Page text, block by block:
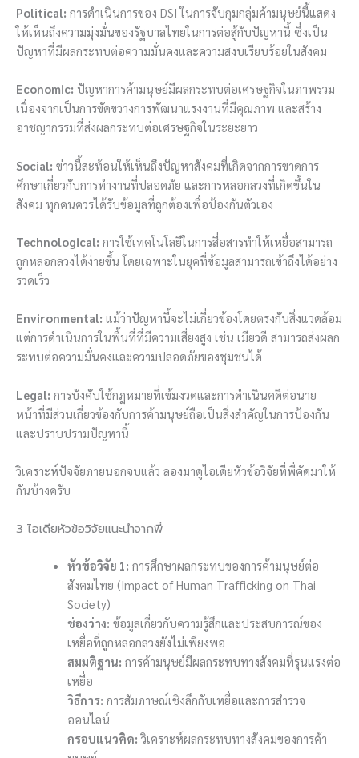
Political: การดำเนินการของ DSI ในการจับกุมกลุ่มค้ามนุษย์นี้แสดง
ให้เห็นถึงความมุ่งมั่นของรัฐบาลไทยในการต่อสู้กับปัญหานี้ ซึ่งเป็น
ปัญหาที่มีผลกระทบต่อความมั่นคงและความสงบเรียบร้อยในสังคม
Economic: ปัญหาการค้ามนุษย์มีผลกระทบต่อเศรษฐกิจในภาพรวม
เนื่องจากเป็นการขัดขวางการพัฒนาแรงงานที่มีคุณภาพ และสร้าง
อาชญากรรมที่ส่งผลกระทบต่อเศรษฐกิจในระยะยาว
Social: ข่าวนี้สะท้อนให้เห็นถึงปัญหาสังคมที่เกิดจากการขาดการ
ศึกษาเกี่ยวกับการทำงานที่ปลอดภัย และการหลอกลวงที่เกิดขึ้นใน
สังคม ทุกคนควรได้รับข้อมูลที่ถูกต้องเพื่อป้องกันตัวเอง
Technological: การใช้เทคโนโลยีในการสื่อสารทำให้เหยื่อสามารถ
ถูกหลอกลวงได้ง่ายขึ้น โดยเฉพาะในยุคที่ข้อมูลสามารถเข้าถึงได้อย่าง
รวดเร็ว
Environmental: แม้ว่าปัญหานี้จะไม่เกี่ยวข้องโดยตรงกับสิ่งแวดล้อม
แต่การดำเนินการในพื้นที่ที่มีความเสี่ยงสูง เช่น เมียวดี สามารถส่งผลก
ระทบต่อความมั่นคงและความปลอดภัยของชุมชนได้
Legal: การบังคับใช้กฎหมายที่เข้มงวดและการดำเนินคดีต่อนาย
หน้าที่มีส่วนเกี่ยวข้องกับการค้ามนุษย์ถือเป็นสิ่งสำคัญในการป้องกัน
และปราบปรามปัญหานี้
วิเคราะห์ปัจจัยภายนอกจบแล้ว ลองมาดูไอเดียหัวข้อวิจัยที่พี่คัดมาให้
กันบ้างครับ
3 ไอเดียหัวข้อวิจัยแนะนำจากพี่
หัวข้อวิจัย 1: การศึกษาผลกระทบของการค้ามนุษย์ต่อ
สังคมไทย (Impact of Human Trafficking on Thai
Society)
ช่องว่าง: ข้อมูลเกี่ยวกับความรู้สึกและประสบการณ์ของ
เหยื่อที่ถูกหลอกลวงยังไม่เพียงพอ
สมมติฐาน: การค้ามนุษย์มีผลกระทบทางสังคมที่รุนแรงต่อ
เหยื่อ
วิธีการ: การสัมภาษณ์เชิงลึกกับเหยื่อและการสำรวจ
ออนไลน์
กรอบแนวคิด: วิเคราะห์ผลกระทบทางสังคมของการค้า